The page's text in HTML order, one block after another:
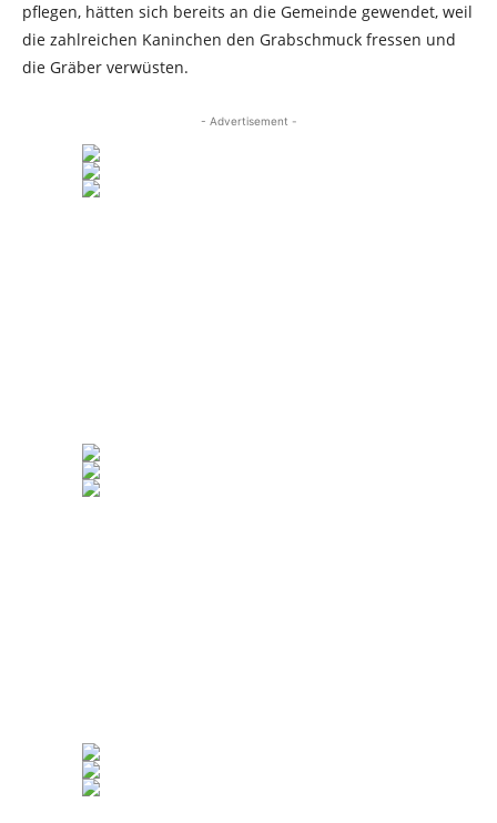
pflegen, hätten sich bereits an die Gemeinde gewendet, weil
die zahlreichen Kaninchen den Grabschmuck fressen und
die Gräber verwüsten.
- Advertisement -